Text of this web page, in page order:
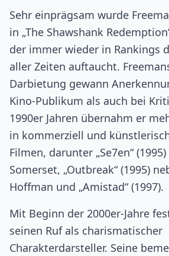
Sehr einprägsam wurde
in „The Shawshank
der immer wieder in Rankings
aller Zeiten auftaucht.
Darbietung gewann
Kino-Publikum als auch bei
1990er Jahren übernahm er
in kommerziell und
Filmen, darunter „Se7en“
Somerset, „Outbreak“ (1995)
Hoffman und „Amistad“ (1997).
Mit Beginn der 2000er-Jahre
seinen Ruf als charismatischer
Charakterdarsteller. Seine